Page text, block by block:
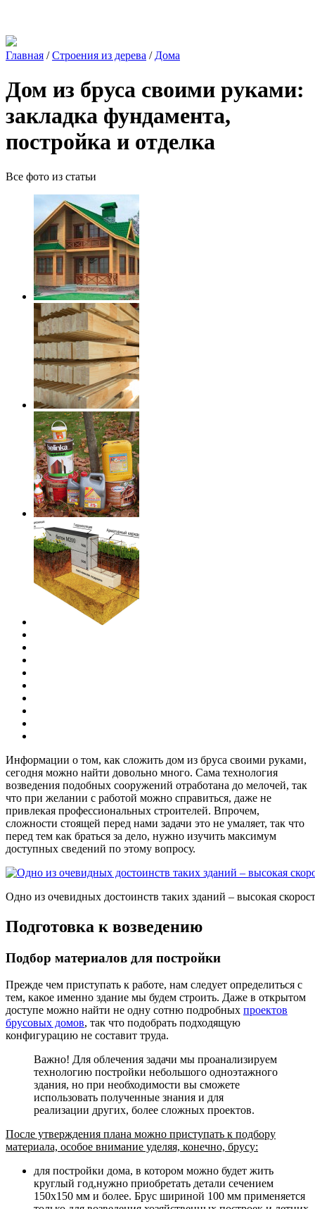
Главная /Строения из дерева / Дома
Дом из бруса своими руками:
закладка фундамента,
постройка и отделка
Все фото из статьи
Информации о том, как сложить дом из бруса своими руками,
сегодня можно найти довольно много. Сама технология
возведения подобных сооружений отработана до мелочей, так
что при желании с работой можно справиться, даже не
привлекая профессиональных строителей. Впрочем,
сложности стоящей перед нами задачи это не умаляет, так что
перед тем как браться за дело, нужно изучить максимум
доступных сведений по этому вопросу.
Одно из очевидных достоинств таких зданий – высокая
Подготовка к возведению
Подбор материалов для постройки
Прежде чем приступать к работе, нам следует определиться с
тем, какое именно здание мы будем строить. Даже в открытом
доступе можно найти не одну сотню подробных проектов
брусовых домов, так что подобрать подходящую
конфигурацию не составит труда.
Важно! Для облечения задачи мы проанализируем
технологию постройки небольшого одноэтажного
здания, но при необходимости вы сможете
использовать полученные знания и для
реализации других, более сложных проектов.
После утверждения плана можно приступать к подбору
материала, особое внимание уделяя, конечно, брусу:
для постройки дома, в котором можно будет жить
круглый год,нужно приобретать детали сечением
150х150 мм и более. Брус шириной 100 мм применяется